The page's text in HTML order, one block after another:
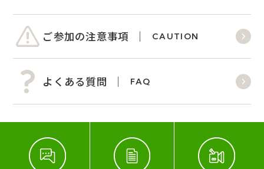
ご参加の注意事項 CAUTION
よくある質問 FAQ